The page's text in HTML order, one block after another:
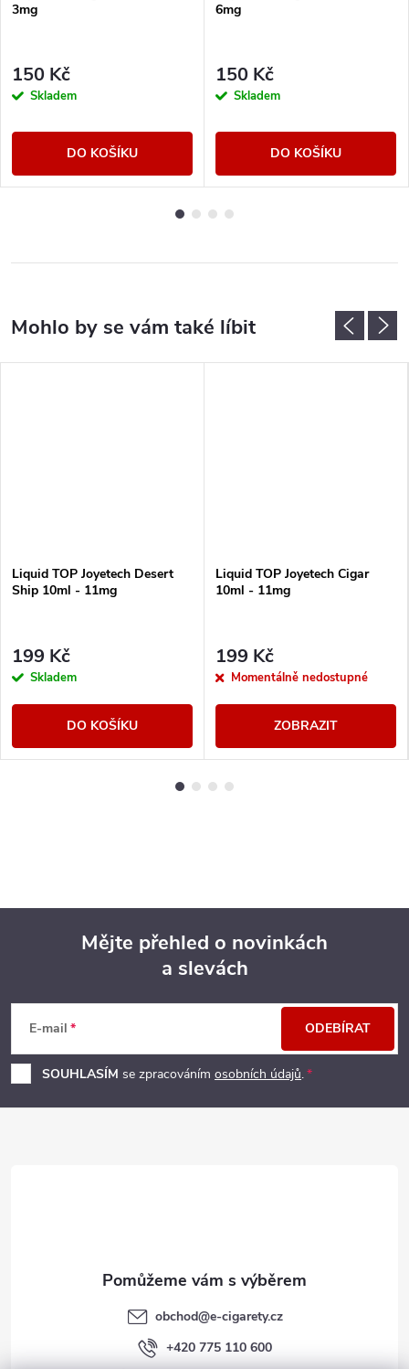
3mg
150 Kč
Skladem
DO KOŠÍKU
6mg
150 Kč
Skladem
DO KOŠÍKU
Liquid TOP Joyetech Desert
Ship 10ml - 11mg
199 Kč
Skladem
DO KOŠÍKU
Liquid TOP Joyetech Cigar
10ml - 11mg
199 Kč
Momentálně nedostupné
ZOBRAZIT
p
a
Mějte přehled o novinkách
a slevách
E-mail
SOUHLASÍM se zpracováním osobních údajů.
ODEBÍRAT
obchod@e-cigarety.cz
+420 775 110 600